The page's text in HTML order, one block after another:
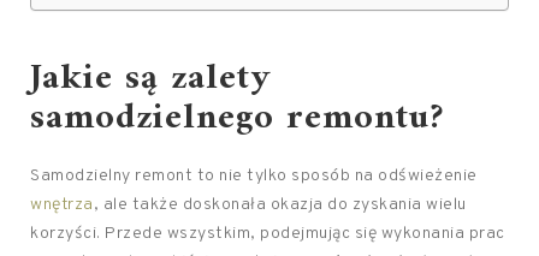
Jakie są zalety
samodzielnego remontu?
Samodzielny remont to nie tylko sposób na odświeżenie
wnętrza, ale także doskonała okazja do zyskania wielu
korzyści. Przede wszystkim, podejmując się wykonania prac